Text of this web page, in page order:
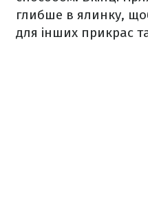
глибше в ялинку,
для інших прикрас